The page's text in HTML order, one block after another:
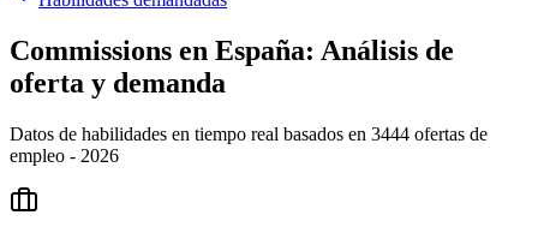
Commissions en España: Análisis de
oferta y demanda
Datos de habilidades en tiempo real basados en 3444 ofertas de
empleo - 2026